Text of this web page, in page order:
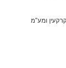
ומע"מ